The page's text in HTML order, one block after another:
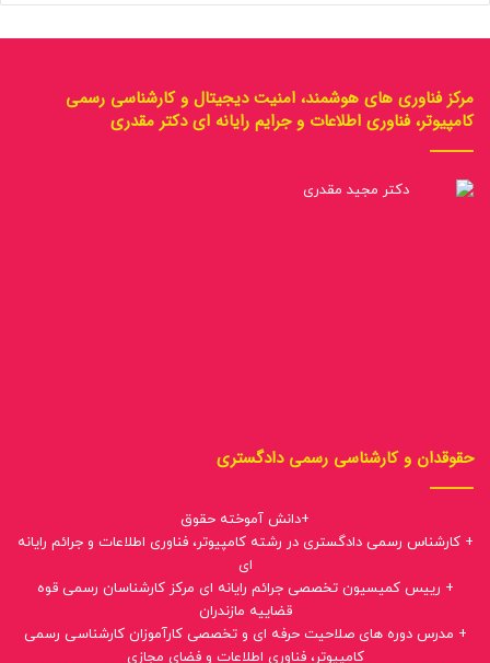
مرکز فناوری های هوشمند، امنیت دیجیتال و کارشناسی رسمی
کامپیوتر، فناوری اطلاعات و جرایم رایانه ای دکتر مقدری
حقوقدان و کارشناسی رسمی دادگستری
+دانش آموخته حقوق
+ کارشناس رسمی دادگستری در رشته کامپیوتر، فناوری اطلاعات و جرائم رایانه
ای
+ رییس کمیسیون تخصصی جرائم رایانه ای مرکز کارشناسان رسمی قوه
قضاییه مازندران
+ مدرس دوره های صلاحیت حرفه ای و تخصصی کارآموزان کارشناسی رسمی
کامپیوتر، فناوری اطلاعات و فضای مجازی